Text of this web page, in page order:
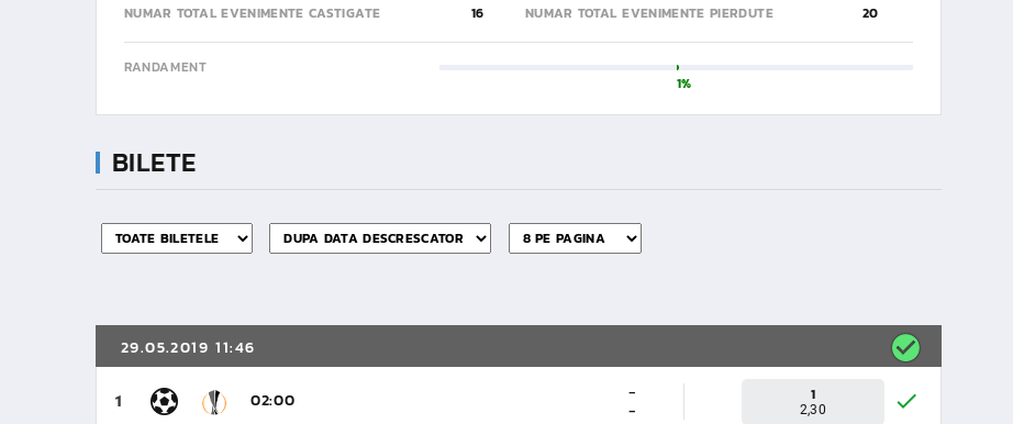
NUMAR TOTAL EVENIMENTE CASTIGATE
16 NUMAR TOTAL EVENIMENTE PIERDUTE 20
RANDAMENT
1%
BILETE
29.05.2019 11:46
1 02:00
-
-
1
2,30